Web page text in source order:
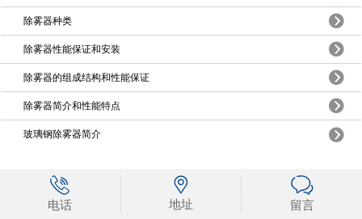
除雾器种类
除雾器性能保证和安装
除雾器的组成结构和性能保证
除雾器简介和性能特点
玻璃钢除雾器简介
电话 地址 留言